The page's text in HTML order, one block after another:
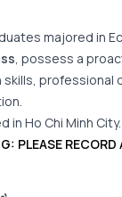
majored in
, possess a
professional
in Ho Chi Minh City.
PLEASE